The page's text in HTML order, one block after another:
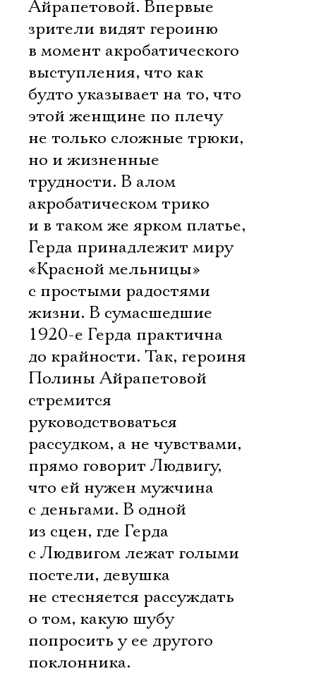
Айрапетовой. Впервые
зрители видят героиню
в момент акробатического
выступления, что как
будто указывает на то, что
этой женщине по плечу
не только сложные трюки,
но и жизненные
трудности. В алом
акробатическом трико
и в таком же ярком платье,
Герда принадлежит миру
«Красной мельницы»
с простыми радостями
жизни. В сумасшедшие
1920-е Герда практична
до крайности. Так, героиня
Полины Айрапетовой
стремится
руководствоваться
рассудком, а не чувствами,
прямо говорит Людвигу,
что ей нужен мужчина
с деньгами. В одной
из сцен, где Герда
с Людвигом лежат голыми
постели, девушка
не стесняется рассуждать
о том, какую шубу
попросить у ее другого
поклонника.